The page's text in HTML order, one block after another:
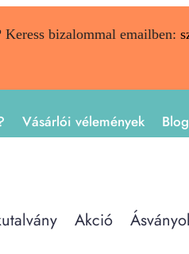
Keress bizalommal emailben:
Vásárlói vélemények Blog
Akció